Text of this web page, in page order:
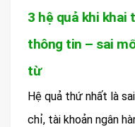
3 hệ quả khi khai
thông tin – sai
từ
Hệ quả thứ nhất là
chỉ, tài khoản ngân